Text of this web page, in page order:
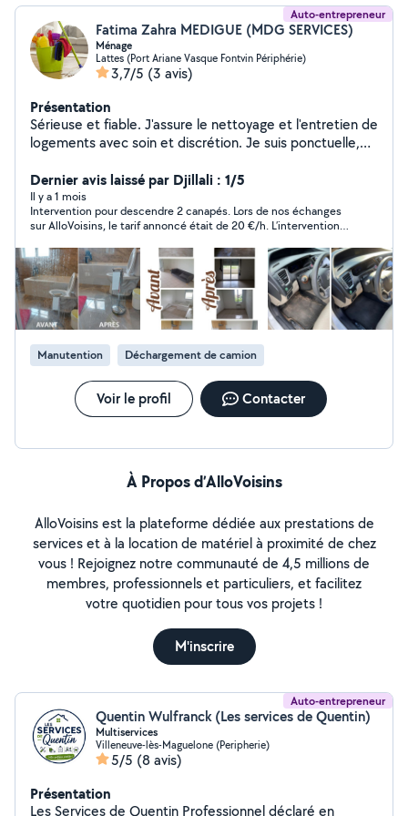
Auto-entrepreneur
Fatima Zahra MEDIGUE (MDG SERVICES)
Ménage
Lattes (Port Ariane Vasque Fontvin Périphérie)
3,7/5 (3 avis)
Présentation
Sérieuse et fiable. J'assure le nettoyage et l'entretien de
logements avec soin et discrétion. Je suis ponctuelle,
me contacter pour un service de qualité.
Dernier avis laissé par Djillali : 1/5
Il y a 1 mois
Intervention pour descendre 2 canapés. Lors de nos échanges
sur AlloVoisins, le tarif annoncé était de 20 €/h. L’intervention a
Après la prestation, il m’a été demandé un supplément au motif
qu’une deuxième personne était présente, alors que cette
facturation n’avait jamais été annoncée ni convenue à l’avance.
Je regrette ce manque de transparence sur les tarifs. Pour ma
part, je préfère travailler avec des personnes qui annoncent
clairement leurs conditions avant l’intervention.
Manutention
Déchargement de camion
Voir le profil Contacter
À Propos d’AlloVoisins
AlloVoisins est la plateforme dédiée aux prestations de
services et à la location de matériel à proximité de chez
vous ! Rejoignez notre communauté de 4,5 millions de
membres, professionnels et particuliers, et facilitez
votre quotidien pour tous vos projets !
M'inscrire
Auto-entrepreneur
Quentin Wulfranck (Les services de Quentin)
Multiservices
Villeneuve-lès-Maguelone (Peripherie)
5/5 (8 avis)
Présentation
Les Services de Quentin Professionnel déclaré en